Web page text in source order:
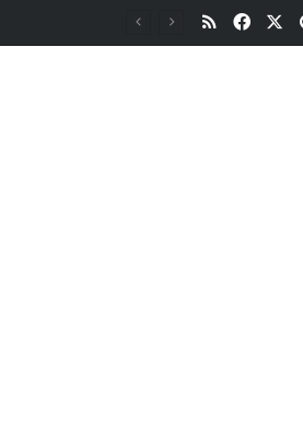
RSS